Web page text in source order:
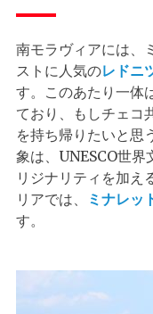
南モラヴィアには、
ストに人気のレドニ
す。このあたり一体
ており、もしチェコ
を持ち帰りたいと思
象は、UNESCO世界
リジナリティを加え
リアでは、
ミナレッ
す。